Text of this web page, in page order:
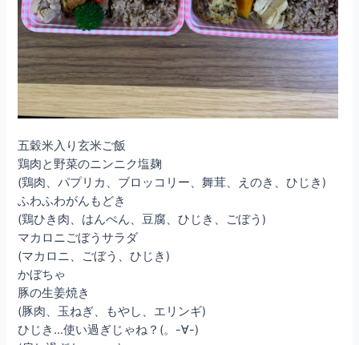
五穀米入り玄米ご飯
鶏肉と野菜のニンニク塩麹
(鶏肉、パプリカ、ブロッコリー、舞茸、えのき、ひじき)
ふわふわがんもどき
(鶏ひき肉、はんぺん、豆腐、ひじき、ごぼう)
マカロニごぼうサラダ
(マカロニ、ごぼう、ひじき)
かぼちゃ
豚の生姜焼き
(豚肉、玉ねぎ、もやし、エリンギ)
ひじき…使い過ぎじゃね？(。-∀-)